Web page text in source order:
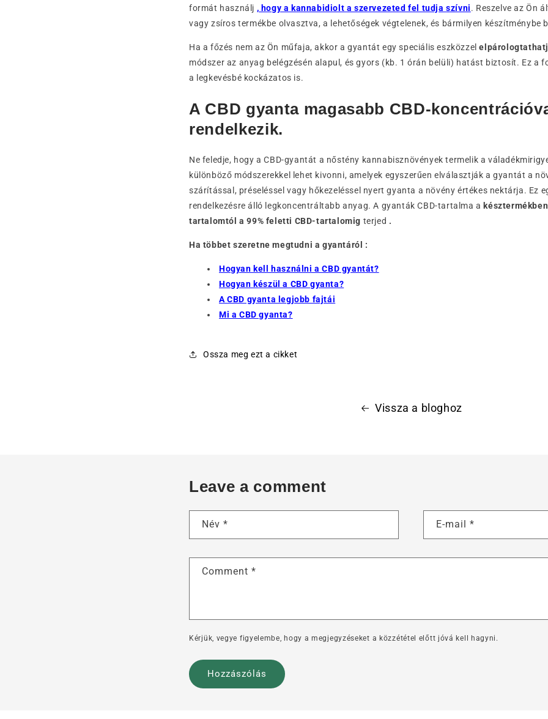
formát használj , hogy a kannabidiolt a szervezeted fel tudja szívni. Reszelve az Ön
vagy zsíros termékbe olvasztva, a lehetőségek végtelenek, és bármilyen készítménybe
Ha a főzés nem az Ön műfaja, akkor a gyantát egy speciális eszközzel
módszer az anyag belégzésén alapul, és gyors (kb. 1 órán belüli) hatást biztosít. Ez a
a legkevésbé kockázatos is.
A CBD gyanta magasabb CBD-
rendelkezik.
Ne feledje, hogy a CBD-gyantát a nőstény kannabisznövények termelik a
különböző módszerekkel lehet kivonni, amelyek egyszerűen elválasztják a gyantát a
szárítással, préseléssel vagy hőkezeléssel nyert gyanta a növény értékes nektárja. Ez
rendelkezésre álló legkoncentráltabb anyag. A gyanták CBD-tartalma a
tartalomtól a 99% feletti CBD-tartalomig terjed .
Ha többet szeretne megtudni a gyantáról :
Hogyan kell használni a CBD gyantát?
Hogyan készül a CBD gyanta?
A CBD gyanta legjobb fajtái
Mi a CBD gyanta?
Ossza meg ezt a cikket
Vissza a bloghoz
Leave a comment
Név * E-mail *
Comment *
Kérjük, vegye figyelembe, hogy a megjegyzéseket a közzététel előtt jóvá kell hagyni.